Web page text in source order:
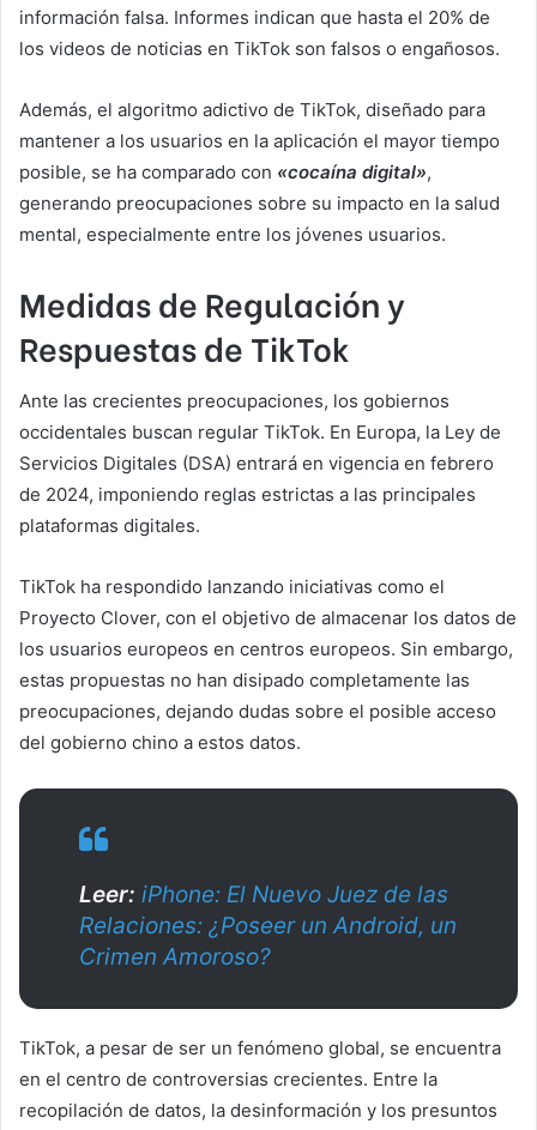
información falsa. Informes indican que hasta el 20% de
los videos de noticias en TikTok son falsos o engañosos.
Además, el algoritmo adictivo de TikTok, diseñado para
mantener a los usuarios en la aplicación el mayor tiempo
posible, se ha comparado con «cocaína digital»,
generando preocupaciones sobre su impacto en la salud
mental, especialmente entre los jóvenes usuarios.
Medidas de Regulación y
Respuestas de TikTok
Ante las crecientes preocupaciones, los gobiernos
occidentales buscan regular TikTok. En Europa, la Ley de
Servicios Digitales (DSA) entrará en vigencia en febrero
de 2024, imponiendo reglas estrictas a las principales
plataformas digitales.
TikTok ha respondido lanzando iniciativas como el
Proyecto Clover, con el objetivo de almacenar los datos de
los usuarios europeos en centros europeos. Sin embargo,
estas propuestas no han disipado completamente las
preocupaciones, dejando dudas sobre el posible acceso
del gobierno chino a estos datos.
Leer: iPhone: El Nuevo Juez de las
Relaciones: ¿Poseer un Android, un
Crimen Amoroso?
TikTok, a pesar de ser un fenómeno global, se encuentra
en el centro de controversias crecientes. Entre la
recopilación de datos, la desinformación y los presuntos